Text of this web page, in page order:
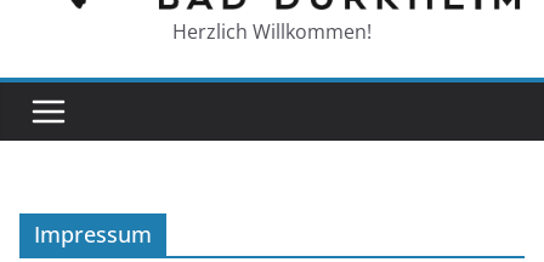
Herzlich Willkommen!
Impressum